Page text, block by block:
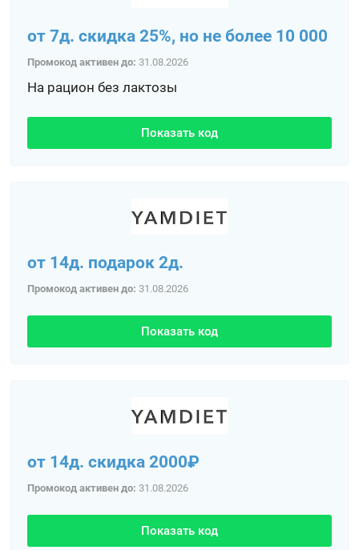
от 7д. скидка 25%, но не более 10 000
Промокод активен до: 31.08.2026
На рацион без лактозы
Показать код
от 14д. подарок 2д.
Промокод активен до: 31.08.2026
Показать код
от 14д. скидка 2000₽
Промокод активен до: 31.08.2026
Показать код